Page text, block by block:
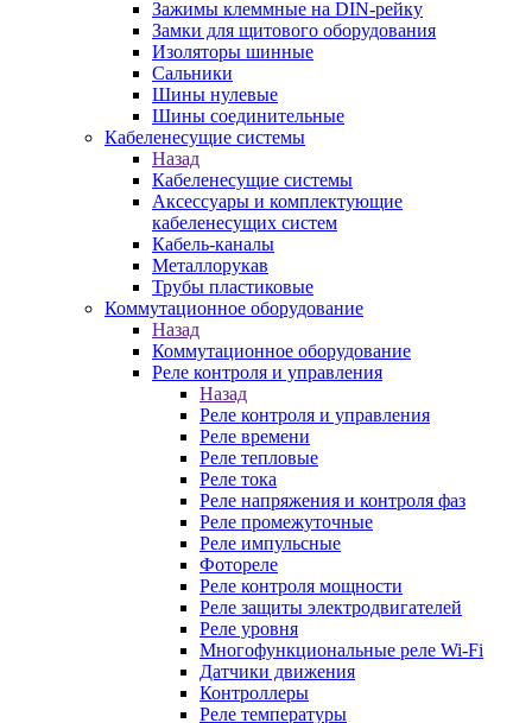
Зажимы клеммные на DIN-рейку
Замки для щитового оборудования
Изоляторы шинные
Сальники
Шины нулевые
Шины соединительные
Кабеленесущие системы
Назад
Кабеленесущие системы
Аксессуары и комплектующие
кабеленесущих систем
Кабель-каналы
Металлорукав
Трубы пластиковые
Коммутационное оборудование
Назад
Коммутационное оборудование
Реле контроля и управления
Назад
Реле контроля и управления
Реле времени
Реле тепловые
Реле тока
Реле напряжения и контроля фаз
Реле промежуточные
Реле импульсные
Фотореле
Реле контроля мощности
Реле защиты электродвигателей
Реле уровня
Многофункциональные реле Wi-Fi
Датчики движения
Контроллеры
Реле температуры